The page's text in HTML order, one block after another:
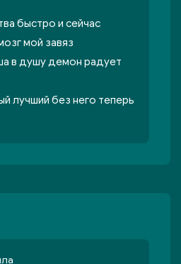
быстро и сейчас
мой завяз
в душу демон радует
лучший без него теперь